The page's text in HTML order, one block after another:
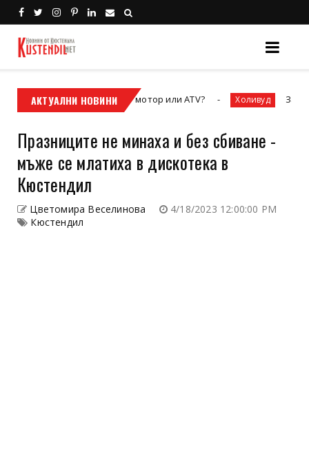
АКТУАЛНИ НОВИНИ
– кросовият мотор или ATV? Холивуд Залезът на
Празниците не минаха и без сбиване -
мъже се млатиха в дискотека в
Кюстендил
Цветомира Веселинова
4/18/2023 12:00:00 PM
Кюстендил